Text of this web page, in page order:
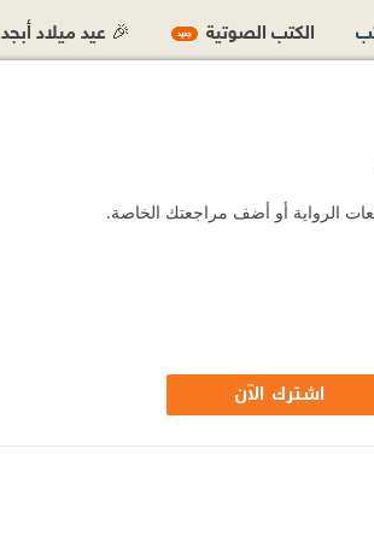
الرواية أو أضف مراجعتك الخاصة.
اشترك الآن
الكتب الصوتية جديد 🎉 عيد ميلاد أبجد